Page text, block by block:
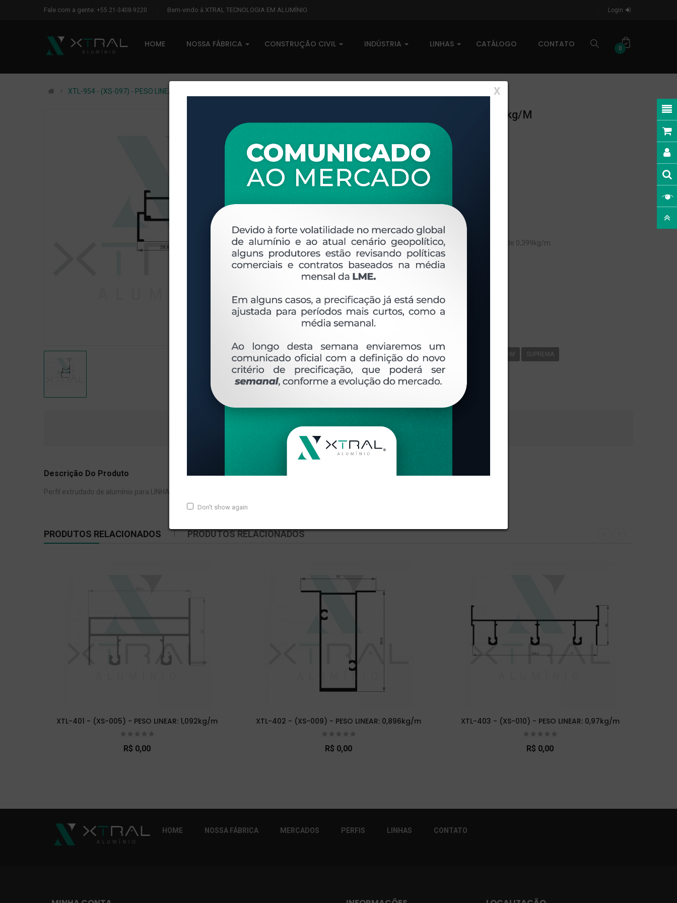
Fale com a gente: +55 21-3408-9220 Bem-vindo à XTRAL TECNOLOGIA EM ALUMÍNIO. Login
HOME NOSSA FÁBRICA CONSTRUÇÃO CIVIL INDÚSTRIA LINHAS CATÁLOGO CONTATO 0
X
Don't show again
XTL-954 - (XS-097) - PESO LINEAR: 0,399kg/m
XTL-954 - (XS-097) - PESO LINEAR: 0,399kg/m
0 comentários
Disponível sob consulta
Taxas R$ 0,00
Disponibilidade:
Em estoque
OVERVIEW
Perfil extrudado de alumínio para LINHA XTRAL S, com peso linear de 0,399kg/m.
Ver perfis relacionados
Etiquetas: 954- PESO LINEAR - 0 399 KG/M SU-097 399KG/M SUPREMA
DESCRIÇÃO COMENTÁRIOS (0)
Descrição Do Produto
Perfil extrudado de alumínio para LINHA XTRAL S, com peso linear de 0,399kg/m.
PRODUTOS RELACIONADOS PRODUTOS RELACIONADOS
XTL-401 - (XS-005) - PESO LINEAR: 1,092kg/m
R$ 0,00
XTL-402 - (XS-009) - PESO LINEAR: 0,896kg/m
R$ 0,00
XTL-403 - (XS-010) - PESO LINEAR: 0,97kg/m
R$ 0,00
HOME NOSSA FÁBRICA MERCADOS PERFIS LINHAS CONTATO